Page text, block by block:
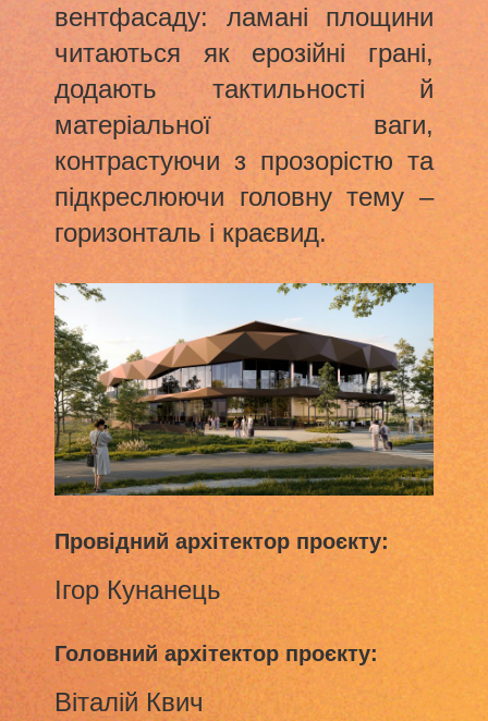
вентфасаду: ламані площини
читаються як ерозійні грані,
додають тактильності й
матеріальної ваги,
контрастуючи з прозорістю та
підкреслюючи головну тему –
горизонталь і краєвид.
Провідний архітектор проєкту:
Ігор Кунанець
Головний архітектор проєкту:
Віталій Квич